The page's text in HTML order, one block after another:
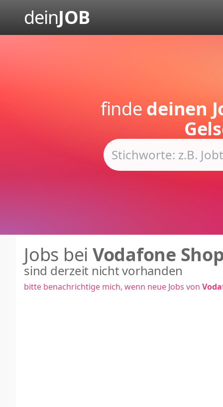
deinJOB
finde deinen
Jobs bei Vodafone
sind derzeit nicht vorhanden
bitte benachrichtige mich, wenn neue Jobs von